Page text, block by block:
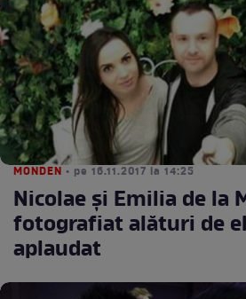
MONDEN • pe 16.11.2017 la 14:25
Nicolae şi Emilia de la
fotografiat alături de
aplaudat